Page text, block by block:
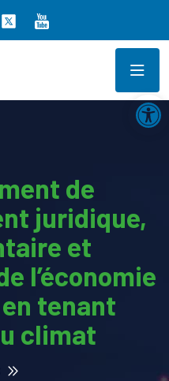
de
juridique,
et
l’économie
tenant
climat